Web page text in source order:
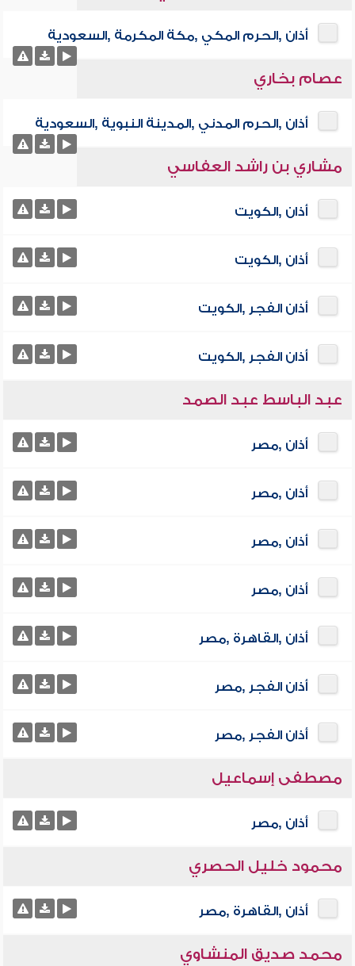
أذان ,الحرم المكي ,مكة المكرمة ,السعودية
عصام بخاري
أذان ,الحرم المدني ,المدينة النبوية ,السعودية
مشاري بن راشد العفاسي
أذان ,الكويت
أذان ,الكويت
أذان الفجر ,الكويت
أذان الفجر ,الكويت
عبد الباسط عبد الصمد
أذان ,مصر
أذان ,مصر
أذان ,مصر
أذان ,مصر
أذان ,القاهرة ,مصر
أذان الفجر ,مصر
أذان الفجر ,مصر
مصطفى إسماعيل
أذان ,مصر
محمود خليل الحصري
أذان ,القاهرة ,مصر
محمد صديق المنشاوي